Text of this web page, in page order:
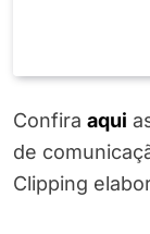
Confira aqui
de
Clipping